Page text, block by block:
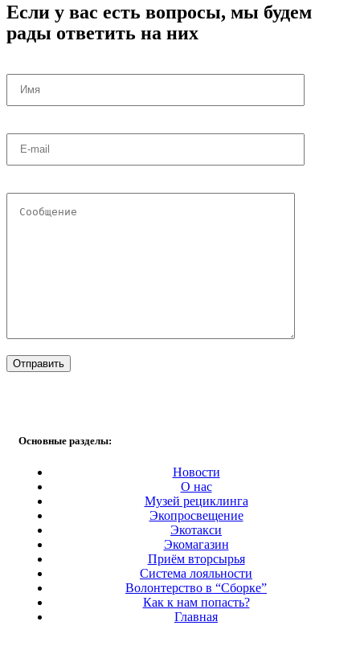
Если у вас есть вопросы, мы будем
рады ответить на них
Основные разделы:
Новости
О нас
Музей рециклинга
Экопросвещение
Экотакси
Экомагазин
Приём вторсырья
Система лояльности
Волонтерство в “Сборке”
Как к нам попасть?
Главная